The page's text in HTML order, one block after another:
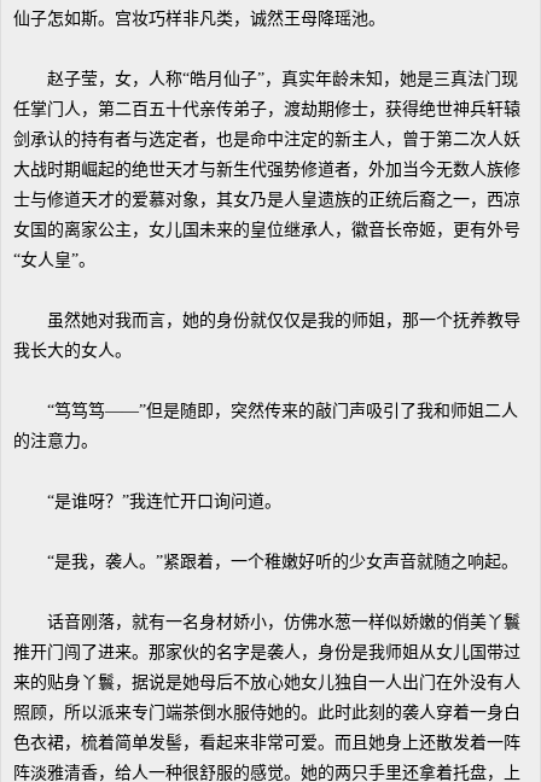
仙子怎如斯。宫妆巧样非凡类，诚然王母降瑶池。
赵子莹，女，人称“皓月仙子”，真实年龄未知，她是三真法门现
任掌门人，第二百五十代亲传弟子，渡劫期修士，获得绝世神兵轩辕
剑承认的持有者与选定者，也是命中注定的新主人，曾于第二次人妖
大战时期崛起的绝世天才与新生代强势修道者，外加当今无数人族修
士与修道天才的爱慕对象，其女乃是人皇遗族的正统后裔之一，西凉
女国的离家公主，女儿国未来的皇位继承人，徽音长帝姬，更有外号
“女人皇”。
虽然她对我而言，她的身份就仅仅是我的师姐，那一个抚养教导
我长大的女人。
“笃笃笃——”但是随即，突然传来的敲门声吸引了我和师姐二人
的注意力。
“是谁呀？”我连忙开口询问道。
“是我，袭人。”紧跟着，一个稚嫩好听的少女声音就随之响起。
话音刚落，就有一名身材娇小，仿佛水葱一样似娇嫩的俏美丫鬟
推开门闯了进来。那家伙的名字是袭人，身份是我师姐从女儿国带过
来的贴身丫鬟，据说是她母后不放心她女儿独自一人出门在外没有人
照顾，所以派来专门端茶倒水服侍她的。此时此刻的袭人穿着一身白
色衣裙，梳着简单发髻，看起来非常可爱。而且她身上还散发着一阵
阵淡雅清香，给人一种很舒服的感觉。她的两只手里还拿着托盘，上